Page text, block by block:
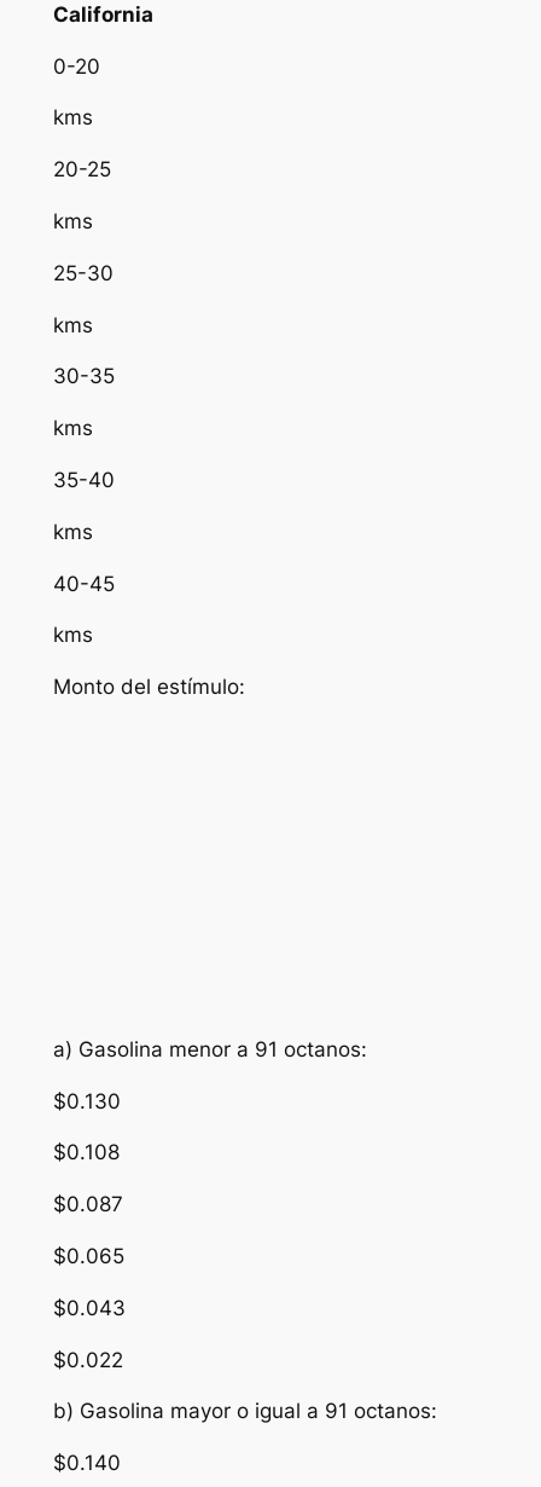
California
0-20
kms
20-25
kms
25-30
kms
30-35
kms
35-40
kms
40-45
kms
Monto del estímulo:
a) Gasolina menor a 91 octanos:
$0.130
$0.108
$0.087
$0.065
$0.043
$0.022
b) Gasolina mayor o igual a 91 octanos:
$0.140